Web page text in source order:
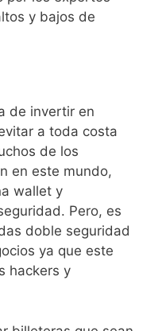
y bajos de
de invertir en
a toda costa
de los
en este mundo,
wallet y
Pero, es
doble seguridad
ya que este
hackers y